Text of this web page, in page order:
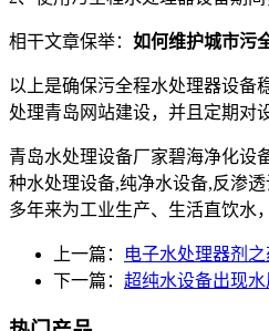
相干文章保举： 如何维护城市污
以上是确保污全程水处理器设备
处理青岛网站建设，并且定期对
青岛水处理设备厂家碧海净化设
种水处理设备,纯净水设备,反渗
多年来为工业生产、生活直饮水
上一篇：
电子水处理器剂
下一篇： 超纯水设备出现